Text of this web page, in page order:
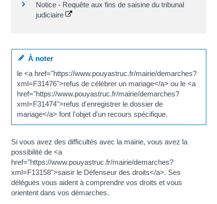
Notice - Requête aux fins de saisine du tribunal
judiciaire
À noter
le <a href="https://www.pouyastruc.fr/mairie/demarches?
xml=F31476">refus de célébrer un mariage</a> ou le <a
href="https://www.pouyastruc.fr/mairie/demarches?
xml=F31474">refus d'enregistrer le dossier de
mariage</a> font l'objet d'un recours spécifique.
Si vous avez des difficultés avec la mairie, vous avez la
possibilité de <a
href="https://www.pouyastruc.fr/mairie/demarches?
xml=F13158">saisir le Défenseur des droits</a>. Ses
délégués vous aident à comprendre vos droits et vous
orientent dans vos démarches.